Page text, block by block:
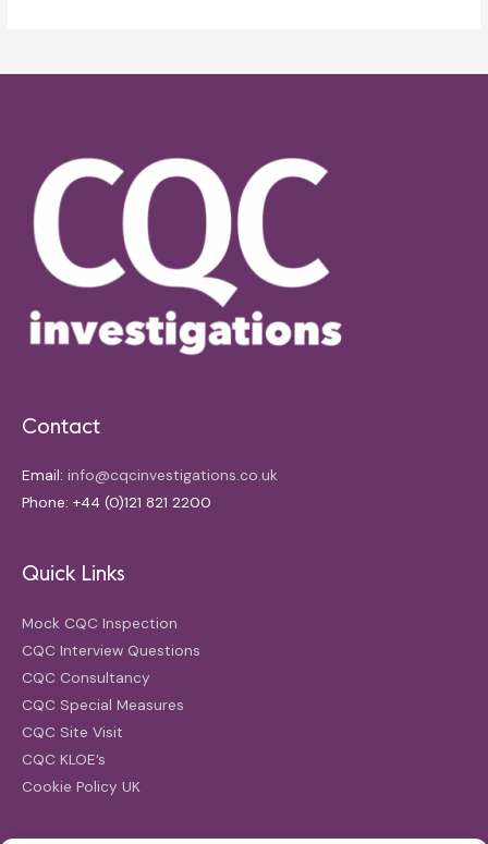
Contact
Email: info@cqcinvestigations.co.uk
Phone: +44 (0)121 821 2200
Quick Links
Mock CQC Inspection
CQC Interview Questions
CQC Consultancy
CQC Special Measures
CQC Site Visit
CQC KLOE’s
Cookie Policy UK